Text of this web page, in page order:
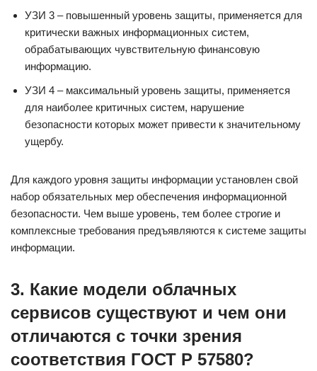
УЗИ 3 – повышенный уровень защиты, применяется для
критически важных информационных систем,
обрабатывающих чувствительную финансовую
информацию.
УЗИ 4 – максимальный уровень защиты, применяется
для наиболее критичных систем, нарушение
безопасности которых может привести к значительному
ущербу.
Для каждого уровня защиты информации установлен свой
набор обязательных мер обеспечения информационной
безопасности. Чем выше уровень, тем более строгие и
комплексные требования предъявляются к системе защиты
информации.
3. Какие модели облачных
сервисов существуют и чем они
отличаются с точки зрения
соответствия ГОСТ Р 57580?